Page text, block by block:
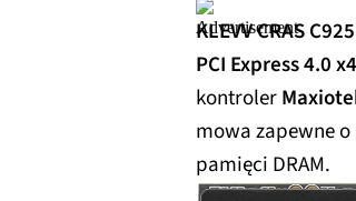
KLEVV CRAS C925
PCI Express 4.0 x4
kontroler
mowa zapewne
pamięci DRAM.